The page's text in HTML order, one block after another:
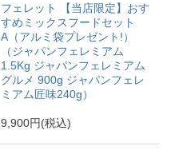
フェレット 【当店限定】おす
すめミックスフードセット
A（アルミ袋プレゼント!）
（ジャパンフェレミアム
1.5Kg ジャパンフェレミアム
グルメ 900g ジャパンフェレ
ミアム匠味240g）
9,900円(税込)